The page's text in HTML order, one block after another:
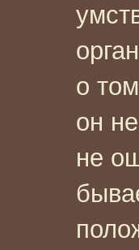
о
он
не